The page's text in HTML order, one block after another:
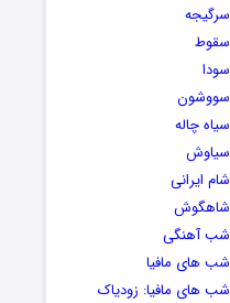
سرگیجه
سقوط
سودا
سووشون
سیاه چاله
سیاوش
شام ایرانی
شاهگوش
شب آهنگی
شب های مافیا
شب های مافیا: زودیاک